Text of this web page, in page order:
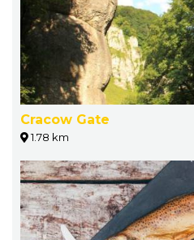
Cracow Gate
1.78 km